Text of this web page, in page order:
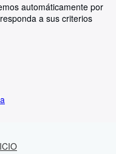
automáticamente por
a sus criterios